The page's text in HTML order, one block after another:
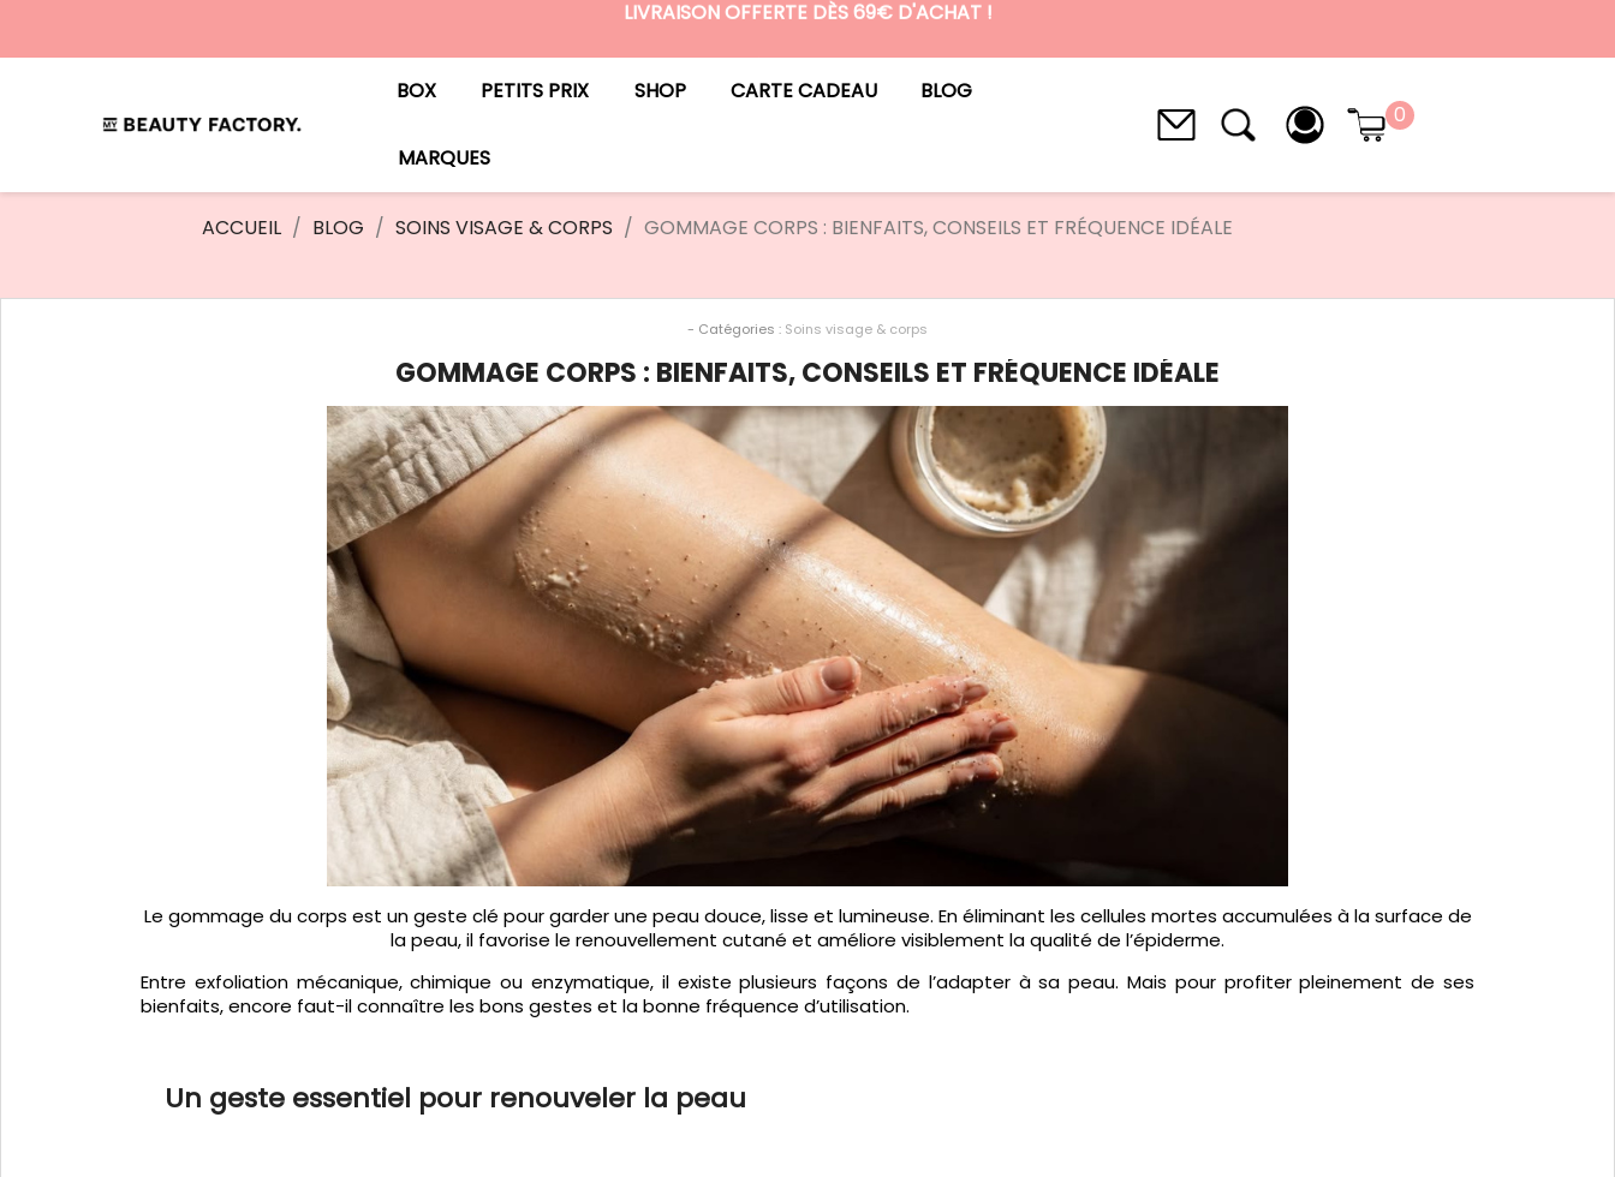
LIVRAISON OFFERTE DÈS 69€ D'ACHAT !
BOX PETITS PRIX SHOP CARTE CADEAU BLOG
MARQUES
0
ACCUEIL BLOG SOINS VISAGE & CORPS GOMMAGE CORPS : BIENFAITS, CONSEILS ET FRÉQUENCE IDÉALE
- Catégories : Soins visage & corps
GOMMAGE CORPS : BIENFAITS, CONSEILS ET FRÉQUENCE IDÉALE
Le gommage du corps est un geste clé pour garder une peau douce, lisse et lumineuse. En éliminant les cellules mortes accumulées à la surface de
la peau, il favorise le renouvellement cutané et améliore visiblement la qualité de l’épiderme.
Entre exfoliation mécanique, chimique ou enzymatique, il existe plusieurs façons de l’adapter à sa peau. Mais pour profiter pleinement de ses
bienfaits, encore faut-il connaître les bons gestes et la bonne fréquence d’utilisation.
Un geste essentiel pour renouveler la peau